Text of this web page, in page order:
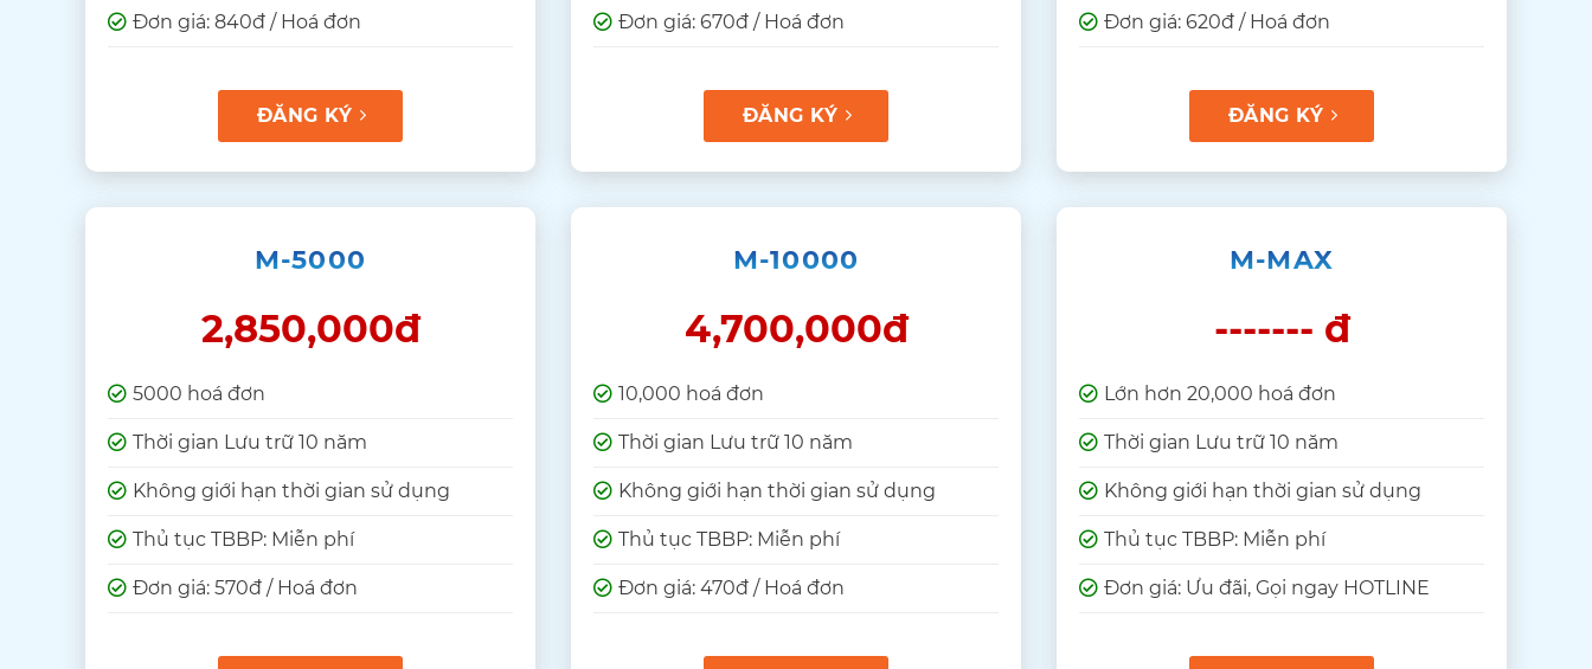
Đơn giá: 840đ / Hoá đơn
ĐĂNG KÝ
Đơn giá: 670đ / Hoá đơn
ĐĂNG KÝ
Đơn giá: 620đ / Hoá đơn
ĐĂNG KÝ
M-5000
2,850,000đ
5000 hoá đơn
Thời gian Lưu trữ 10 năm
Không giới hạn thời gian sử dụng
Thủ tục TBBP: Miễn phí
Đơn giá: 570đ / Hoá đơn
M-10000
4,700,000đ
10,000 hoá đơn
Thời gian Lưu trữ 10 năm
Không giới hạn thời gian sử dụng
Thủ tục TBBP: Miễn phí
Đơn giá: 470đ / Hoá đơn
M-MAX
------- đ
Lớn hơn 20,000 hoá đơn
Thời gian Lưu trữ 10 năm
Không giới hạn thời gian sử dụng
Thủ tục TBBP: Miễn phí
Đơn giá: Ưu đãi, Gọi ngay HOTLINE